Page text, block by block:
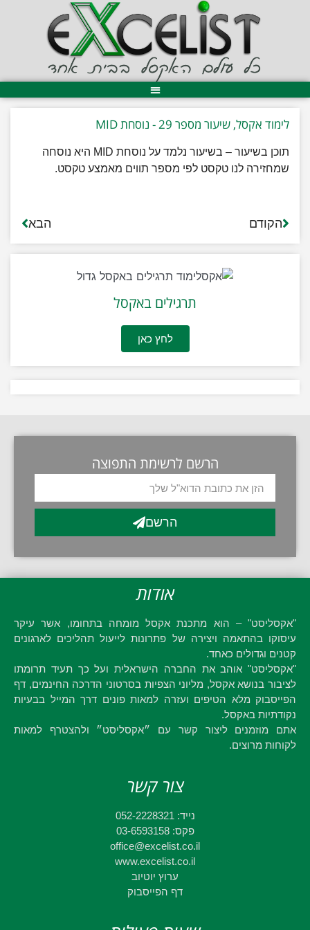
לימוד אקסל, שיעור מספר 29 - נוסחת MID
תוכן בשיעור – בשיעור נלמד על נוסחת MID היא נוסחה
שמחזירה לנו טקסט לפי מספר תווים מאמצע טקסט.
הקודם הבא
תרגילים באקסל
לחץ כאן
הרשם לרשימת התפוצה
הרשם
אודות
"אקסליסט" – הוא מתכנת אקסל מומחה בתחומו, אשר עיקר
עיסוקו בהתאמה ויצירה של פתרונות לייעול תהליכים לארגונים
קטנים וגדולים כאחד.
"אקסליסט" אוהב את החברה הישראלית ועל כך תעיד תרומתו
לציבור בנושא אקסל, מליוני הצפיות בסרטוני הדרכה החינמים, דף
הפייסבוק מלא הטיפים ועזרה למאות פונים דרך המייל בבעיות
נקודתיות באקסל.
אתם מוזמנים ליצור קשר עם ״אקסליסט״ ולהצטרף למאות
לקוחות מרוצים.
צור קשר
נייד: 052-2228321
פקס: 03-6593158
office@excelist.co.il
www.excelist.co.il
ערוץ יוטיוב
דף הפייסבוק